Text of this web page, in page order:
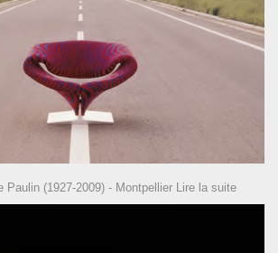
Paulin (1927-2009) - Montpellier Lire la suite